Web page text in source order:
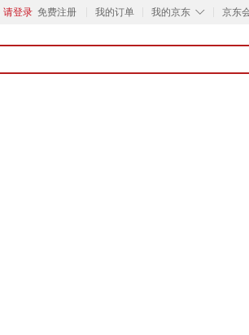
请登录 免费注册 我的订单 ◇
我的京东 京东